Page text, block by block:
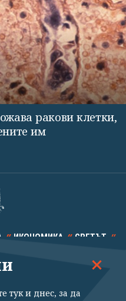
ракови клетки,
им
ИКОНОМИКА СВЕТЪТ
КАЛЕЙДОСКОП
тук и днес, за да